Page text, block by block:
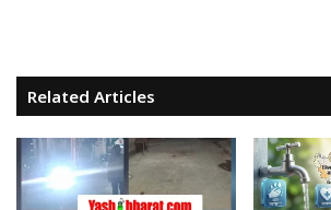
Related Articles